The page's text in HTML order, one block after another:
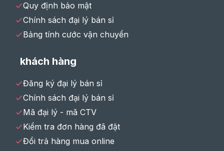
Quy định bảo mật
Chính sách đại lý bán sỉ
Bảng tính cước vận chuyển
khách hàng
Đăng ký đại lý bán sỉ
Chính sách đại lý bán sỉ
Mã đại lý - mã CTV
Kiểm tra đơn hàng đã đặt
Đổi trả hàng mua online